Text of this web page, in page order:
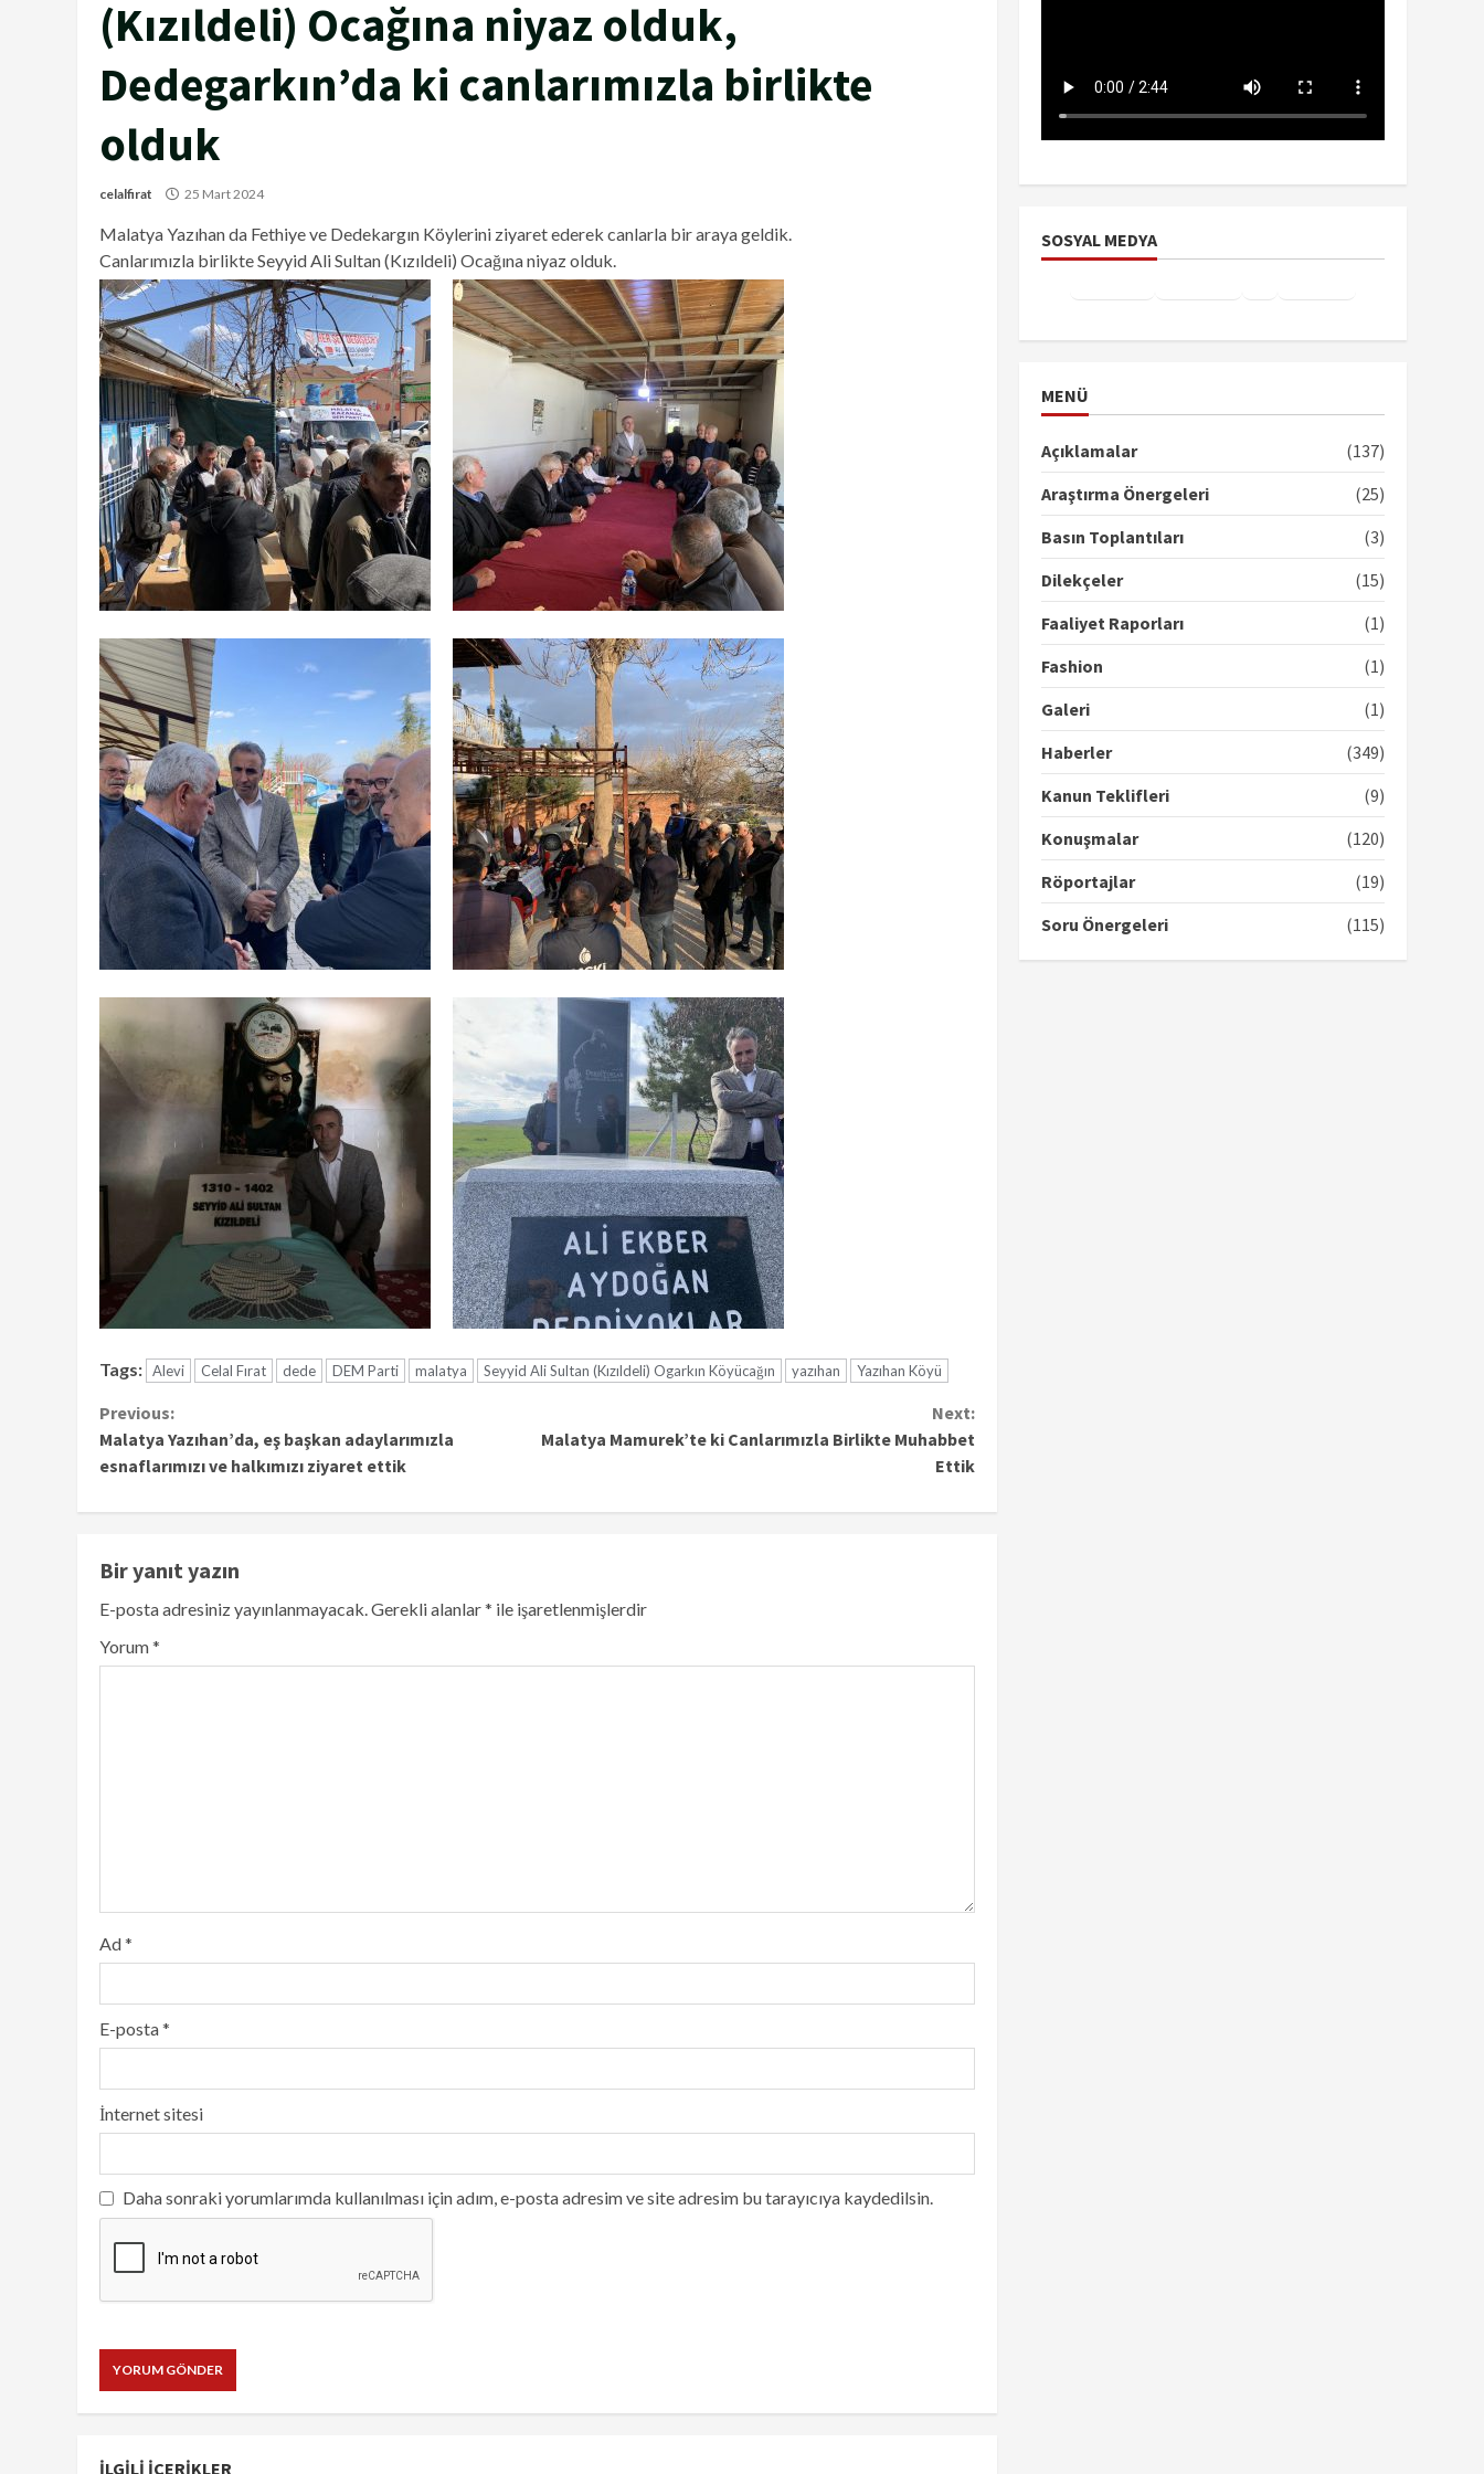
(Kızıldeli) Ocağına niyaz olduk,
Dedegarkın’da ki canlarımızla birlikte
olduk
celalfirat 25 Mart 2024
Malatya Yazıhan da Fethiye ve Dedekargın Köylerini ziyaret ederek canlarla bir araya geldik.
Canlarımızla birlikte Seyyid Ali Sultan (Kızıldeli) Ocağına niyaz olduk.
Tags: Alevi Celal Fırat dede DEM Parti malatya Seyyid Ali Sultan (Kızıldeli) Ogarkın Köyücağın yazıhan Yazıhan Köyü
Continue
Reading
Previous:
Malatya Yazıhan’da, eş başkan adaylarımızla
esnaflarımızı ve halkımızı ziyaret ettik
Next:
Malatya Mamurek’te ki Canlarımızla Birlikte Muhabbet
Ettik
Bir yanıt yazın
E-posta adresiniz yayınlanmayacak.Gerekli alanlar* ile işaretlenmişlerdir
Yorum*
Ad*
E-posta*
İnternet sitesi
Daha sonraki yorumlarımda kullanılması için adım, e-posta adresim ve site adresim bu tarayıcıya kaydedilsin.
İLGILI IÇERIKLER
SOSYAL MEDYA
MENÜ
Açıklamalar
(137)
Araştırma Önergeleri
(25)
Basın Toplantıları
(3)
Dilekçeler
(15)
Faaliyet Raporları
(1)
Fashion
(1)
Galeri
(1)
Haberler
(349)
Kanun Teklifleri
(9)
Konuşmalar
(120)
Röportajlar
(19)
Soru Önergeleri
(115)